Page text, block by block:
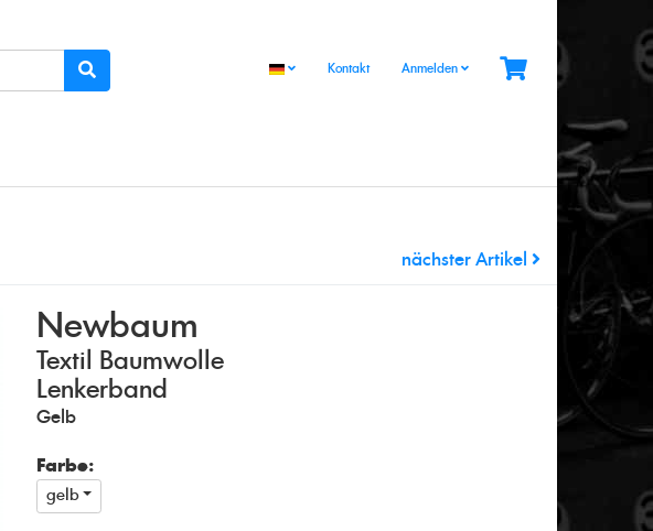
Kontakt Anmelden
nächster Artikel
Newbaum
Textil Baumwolle
Lenkerband
Gelb
Farbe:
gelb